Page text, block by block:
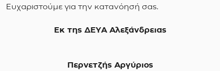
Ευχαριστούμε για την κατανόησή σας.
Εκ της ΔΕΥΑ Αλεξάνδρειας
Περνετζής Αργύριος